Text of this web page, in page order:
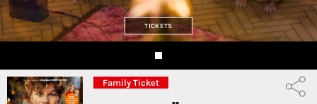
TICKETS
Family Ticket